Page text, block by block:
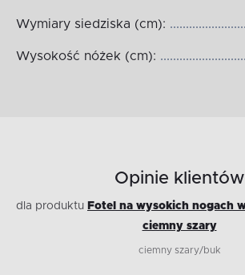
Wymiary siedziska (cm):
Wysokość nóżek (cm):
Opinie klientów
dla produktu Fotel na wysokich nogach
ciemny szary
ciemny szary/buk